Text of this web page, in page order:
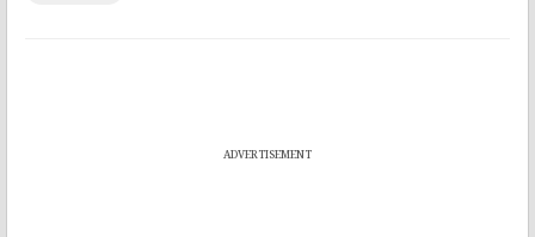
ADVERTISEMENT